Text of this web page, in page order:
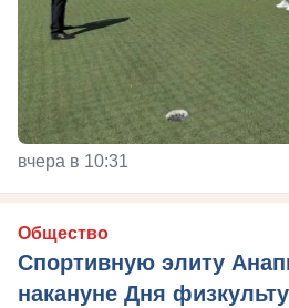
вчера в 10:31
Общество
Спортивную элиту
накануне Дня